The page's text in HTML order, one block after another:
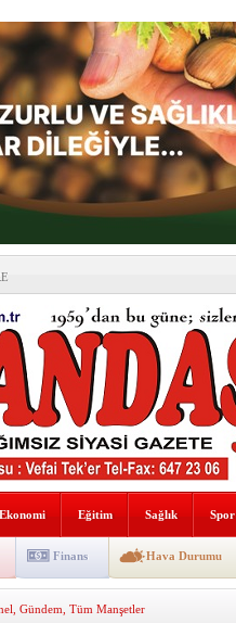
istifa depremi yaşandı!
BESLENME
dönem: Yönetmelik kapsamlı şekilde
takla attı! 2’si Çocuk 5 Yaralı
Güzel” doğa yürüyüşü
Ekonomi Eğitim Sağlık Spor
Finans Hava Durumu
Gündem Tüm Manşetler